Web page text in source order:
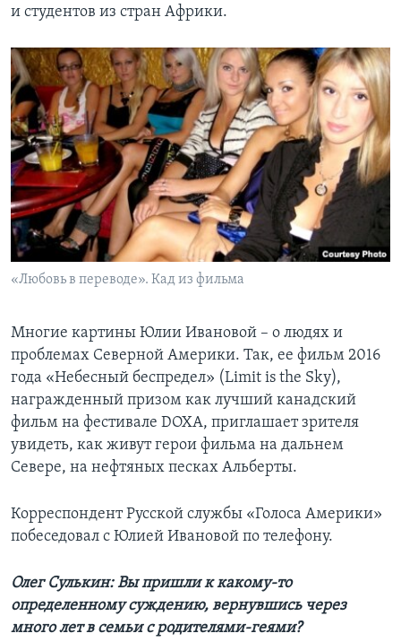
и студентов из стран Африки.
«Любовь в переводе». Кад из фильма
Многие картины Юлии Ивановой – о людях и
проблемах Северной Америки. Так, ее фильм 2016
года «Небесный беспредел» (Limit is the Sky),
награжденный призом как лучший канадский
фильм на фестивале DOXA, приглашает зрителя
увидеть, как живут герои фильма на дальнем
Севере, на нефтяных песках Альберты.
Корреспондент Русской службы «Голоса Америки»
побеседовал с Юлией Ивановой по телефону.
Олег Сулькин: Вы пришли к какому-то
определенному суждению, вернувшись через
много лет в семьи с родителями-геями?